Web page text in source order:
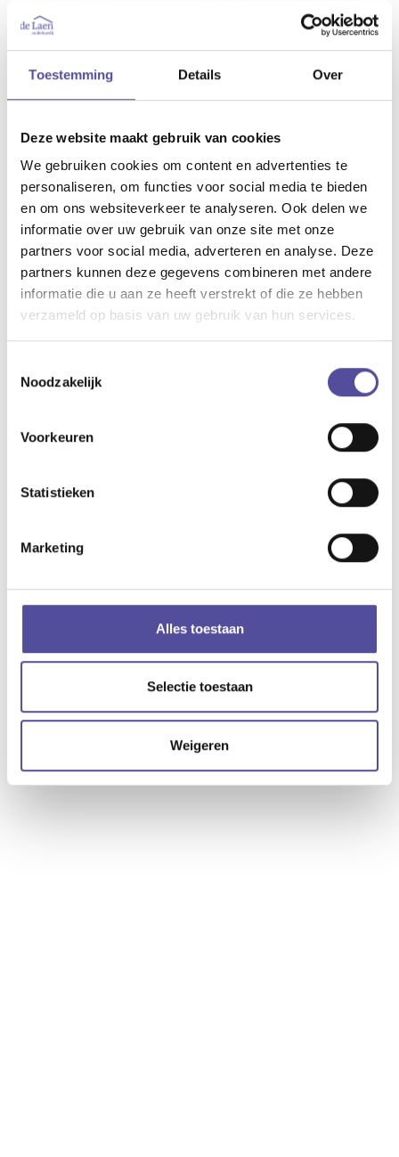
Toestemming Details Over
Deze website maakt gebruik van cookies
We gebruiken cookies om content en advertenties te
personaliseren, om functies voor social media te bieden
en om ons websiteverkeer te analyseren. Ook delen we
informatie over uw gebruik van onze site met onze
partners voor social media, adverteren en analyse. Deze
partners kunnen deze gegevens combineren met andere
informatie die u aan ze heeft verstrekt of die ze hebben
verzameld op basis van uw gebruik van hun services.
Noodzakelijk
Voorkeuren
Statistieken
Marketing
Alles toestaan
Selectie toestaan
Weigeren
Bouwjaar 2010
Meer kenmerken
Heb je vragen? Of
wil je even
binnenkijken?
Bekijk op het gemak de brochure van
Deze woning delen